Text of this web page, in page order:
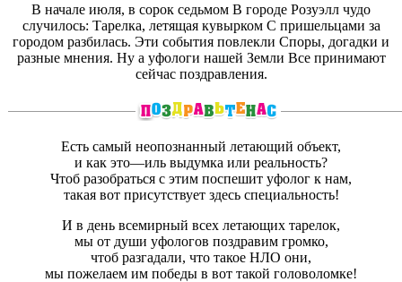
В начале июля, в сорок седьмом В городе Розуэлл чудо
случилось: Тарелка, летящая кувырком С пришельцами за
городом разбилась. Эти события повлекли Споры, догадки и
разные мнения. Ну а уфологи нашей Земли Все принимают
сейчас поздравления.
Есть самый неопознанный летающий объект,
и как это—иль выдумка или реальность?
Чтоб разобраться с этим поспешит уфолог к нам,
такая вот присутствует здесь специальность!
И в день всемирный всех летающих тарелок,
мы от души уфологов поздравим громко,
чтоб разгадали, что такое НЛО они,
мы пожелаем им победы в вот такой головоломке!